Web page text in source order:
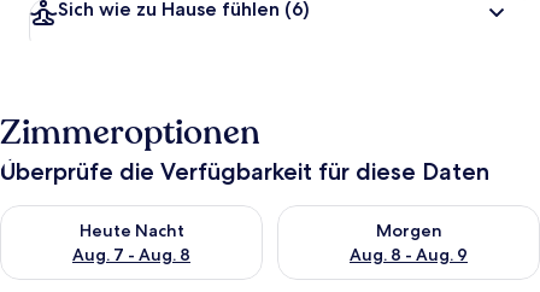
Sich wie zu Hause fühlen (6)
Zimmeroptionen
Überprüfe die Verfügbarkeit für diese Daten
Heute Nacht
Aug. 7 - Aug. 8
Überprüfe die Verfügbarkeit für heute Nacht, Aug. 7 - Aug. 8.
Morgen
Aug. 8 - Aug. 9
Überprüfe die Verfügbarkeit